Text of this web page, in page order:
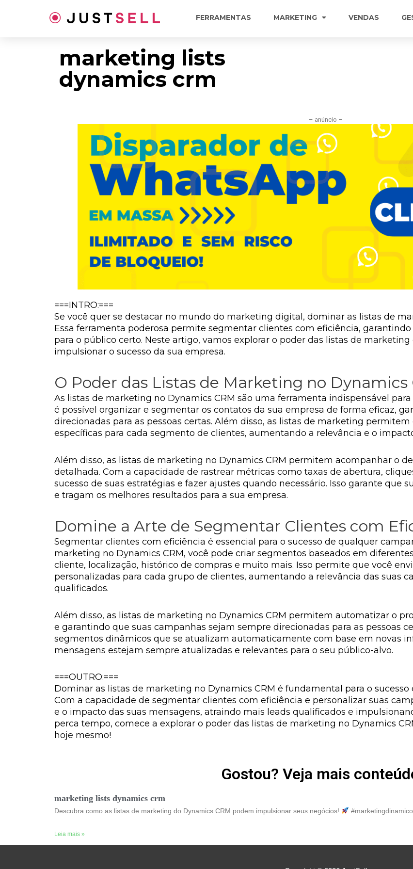
FERRAMENTAS MARKETING VENDAS
marketing lists
dynamics crm
– anúncio –
===INTRO:===
Se você quer se destacar no mundo do marketing digital, dominar as listas de
Essa ferramenta poderosa permite segmentar clientes com eficiência,
para o público certo. Neste artigo, vamos explorar o poder das listas de
impulsionar o sucesso da sua empresa.
O Poder das Listas de Marketing no Dynamics
As listas de marketing no Dynamics CRM são uma ferramenta indispensável
é possível organizar e segmentar os contatos da sua empresa de forma eficaz,
direcionadas para as pessoas certas. Além disso, as listas de marketing
específicas para cada segmento de clientes, aumentando a relevância e o
Além disso, as listas de marketing no Dynamics CRM permitem acompanhar o
detalhada. Com a capacidade de rastrear métricas como taxas de abertura,
sucesso de suas estratégias e fazer ajustes quando necessário. Isso garante que
e tragam os melhores resultados para a sua empresa.
Domine a Arte de Segmentar Clientes com
Segmentar clientes com eficiência é essencial para o sucesso de qualquer
marketing no Dynamics CRM, você pode criar segmentos baseados em
cliente, localização, histórico de compras e muito mais. Isso permite que você
personalizadas para cada grupo de clientes, aumentando a relevância das suas
qualificados.
Além disso, as listas de marketing no Dynamics CRM permitem automatizar o
e garantindo que suas campanhas sejam sempre direcionadas para as pessoas
segmentos dinâmicos que se atualizam automaticamente com base em novas
mensagens estejam sempre atualizadas e relevantes para o seu público-alvo.
===OUTRO:===
Dominar as listas de marketing no Dynamics CRM é fundamental para o
Com a capacidade de segmentar clientes com eficiência e personalizar suas
e o impacto das suas mensagens, atraindo mais leads qualificados e
perca tempo, comece a explorar o poder das listas de marketing no Dynamics
hoje mesmo!
Gostou? Veja mais
marketing lists dynamics crm
Descubra como as listas de marketing do Dynamics CRM podem impulsionar seus negócios!
Leia mais »